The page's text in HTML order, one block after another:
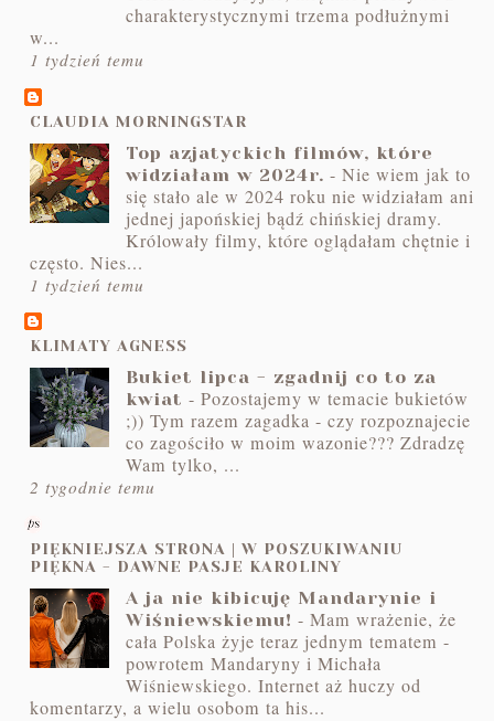
charakterystycznymi trzema podłużnymi
w...
1 tydzień temu
CLAUDIA MORNINGSTAR
Top azjatyckich filmów, które
widziałam w 2024r. -Nie wiem jak to
się stało ale w 2024 roku nie widziałam ani
jednej japońskiej bądź chińskiej dramy.
Królowały filmy, które oglądałam chętnie i
często. Nies...
1 tydzień temu
KLIMATY AGNESS
Bukiet lipca - zgadnij co to za
kwiat -Pozostajemy w temacie bukietów
;)) Tym razem zagadka - czy rozpoznajecie
co zagościło w moim wazonie??? Zdradzę
Wam tylko, ...
2 tygodnie temu
PIĘKNIEJSZA STRONA | W POSZUKIWANIU
PIĘKNA - DAWNE PASJE KAROLINY
A ja nie kibicuję Mandarynie i
Wiśniewskiemu! -Mam wrażenie, że
cała Polska żyje teraz jednym tematem -
powrotem Mandaryny i Michała
Wiśniewskiego. Internet aż huczy od
komentarzy, a wielu osobom ta his...